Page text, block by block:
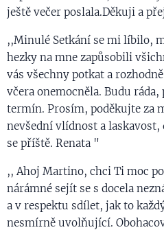
ještě večer poslala.Děkuji a
,,Minulé Setkání se mi líbilo,
hezky na mne zapůsobili
vás všechny potkat a
včera onemocněla. Budu
termín. Prosím, poděkujte za
nevšední vlídnost a
se příště. Renata "
,, Ahoj Martino, chci Ti moc
nárámné sejít se s docela
a v respektu sdílet, jak to
nesmírně uvolňující.